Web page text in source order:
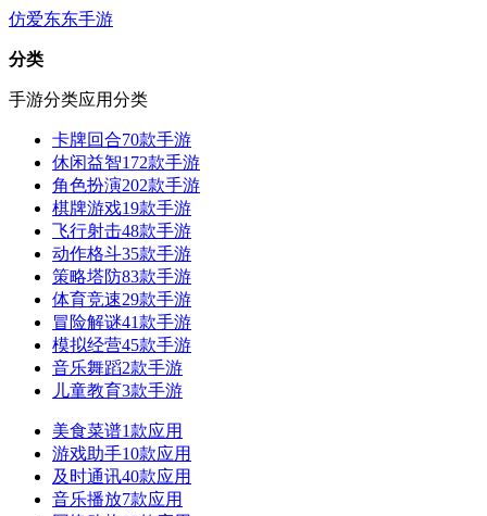
仿爱东东手游
分类
手游分类应用分类
卡牌回合70款手游
休闲益智172款手游
角色扮演202款手游
棋牌游戏19款手游
飞行射击48款手游
动作格斗35款手游
策略塔防83款手游
体育竞速29款手游
冒险解谜41款手游
模拟经营45款手游
音乐舞蹈2款手游
儿童教育3款手游
美食菜谱1款应用
游戏助手10款应用
及时通讯40款应用
音乐播放7款应用